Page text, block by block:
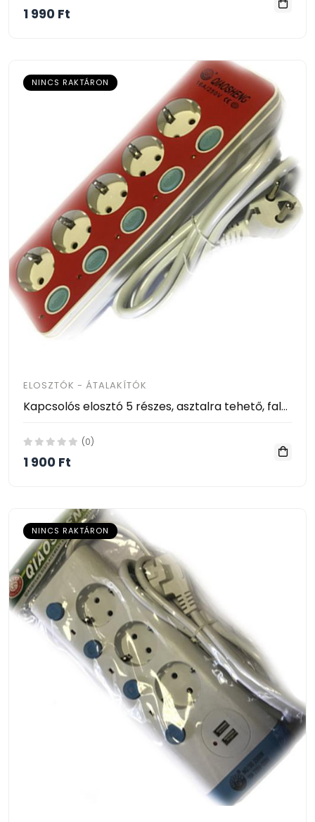
1 990 Ft
NINCS RAKTÁRON
ELOSZTÓK - ÁTALAKÍTÓK
Kapcsolós elosztó 5 részes, asztalra tehető, falra akasztható No: 835 , 16A/ 250V
(0)
1 900 Ft
NINCS RAKTÁRON